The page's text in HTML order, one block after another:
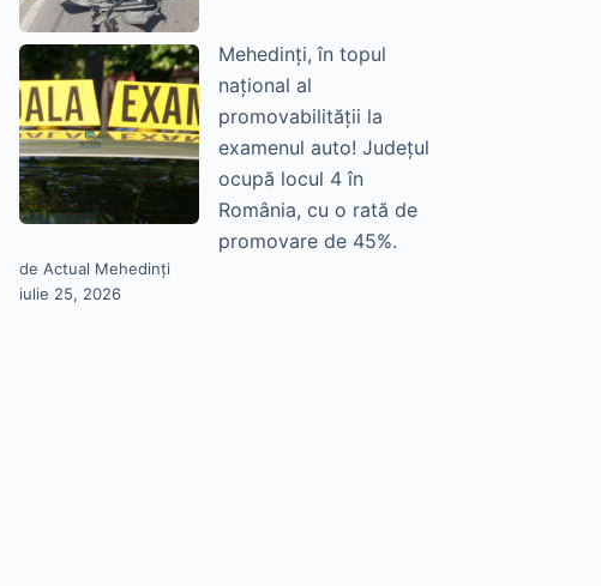
Mehedinți, în topul
național al
promovabilității la
examenul auto! Județul
ocupă locul 4 în
România, cu o rată de
promovare de 45%.
de Actual Mehedinți
iulie 25, 2026